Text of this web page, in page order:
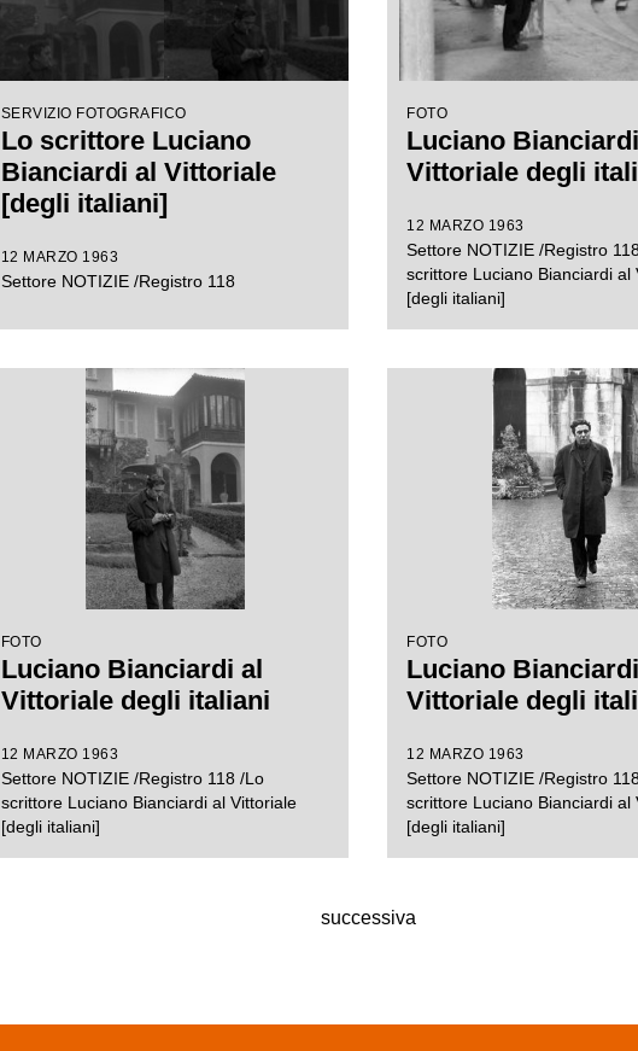
SERVIZIO FOTOGRAFICO
Lo scrittore Luciano
Bianciardi al Vittoriale
[degli italiani]
12 MARZO 1963
Settore NOTIZIE /Registro 118
FOTO
Luciano
Vittoriale degli
12 MARZO 1963
Settore NOTIZIE /Registro
scrittore Luciano Bianciardi al
[degli italiani]
FOTO
Luciano Bianciardi al
Vittoriale degli italiani
12 MARZO 1963
Settore NOTIZIE /Registro 118 /Lo
scrittore Luciano Bianciardi al Vittoriale
[degli italiani]
FOTO
Luciano
Vittoriale degli
12 MARZO 1963
Settore NOTIZIE /Registro
scrittore Luciano Bianciardi al
[degli italiani]
successiva